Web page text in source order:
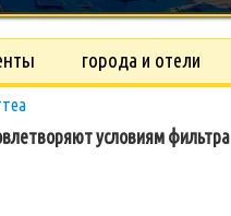
города и отели
условиям фильтра